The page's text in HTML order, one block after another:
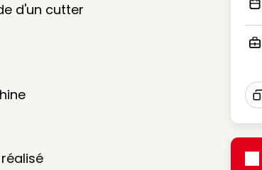
d'un cutter